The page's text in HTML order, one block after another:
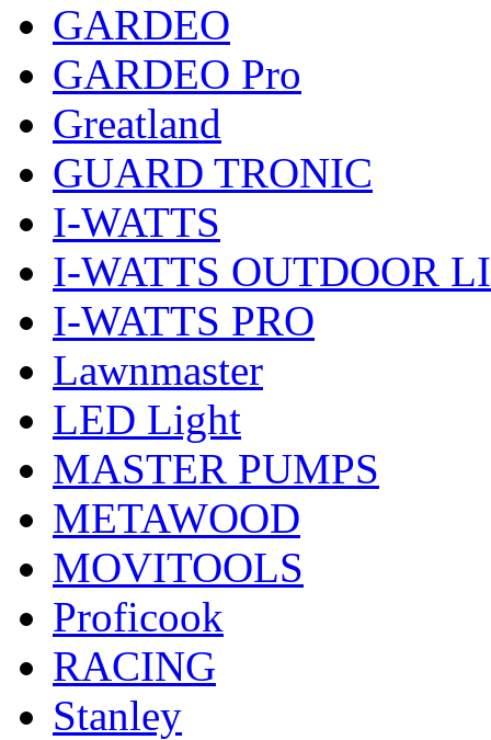
GARDEO
GARDEO Pro
Greatland
GUARD TRONIC
I-WATTS
I-WATTS OUTDOOR
I-WATTS PRO
Lawnmaster
LED Light
MASTER PUMPS
METAWOOD
MOVITOOLS
Proficook
RACING
Stanley